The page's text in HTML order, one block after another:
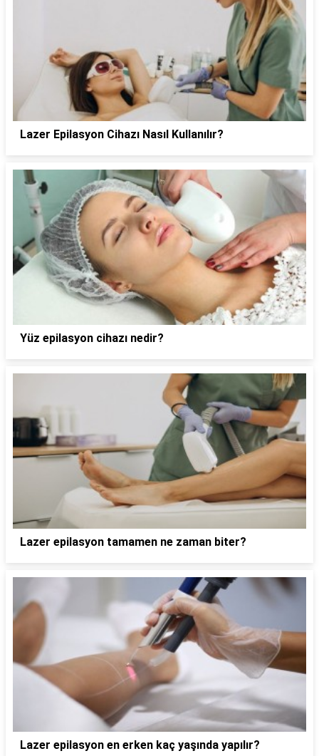
Lazer Epilasyon Cihazı Nasıl Kullanılır?
Yüz epilasyon cihazı nedir?
Lazer epilasyon tamamen ne zaman biter?
Lazer epilasyon en erken kaç yaşında yapılır?